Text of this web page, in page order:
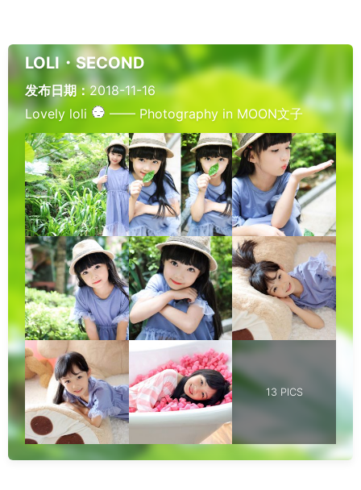
LOLI・SECOND
发布日期：2018-11-16
Lovely loli
—— Photography in MOON文子
13 PICS